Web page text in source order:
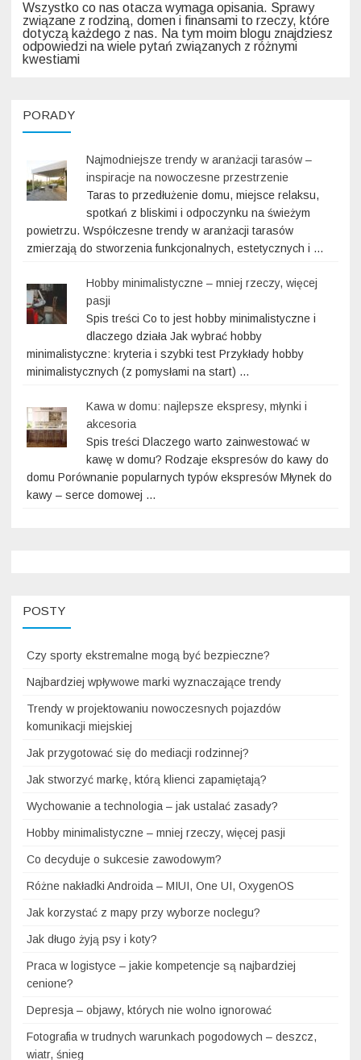
Wszystko co nas otacza wymaga opisania. Sprawy
związane z rodziną, domen i finansami to rzeczy, które
dotyczą każdego z nas. Na tym moim blogu znajdziesz
odpowiedzi na wiele pytań związanych z różnymi
kwestiami
PORADY
Najmodniejsze trendy w aranżacji tarasów –
inspiracje na nowoczesne przestrzenie
Taras to przedłużenie domu, miejsce relaksu,
spotkań z bliskimi i odpoczynku na świeżym
powietrzu. Współczesne trendy w aranżacji tarasów
zmierzają do stworzenia funkcjonalnych, estetycznych i …
Hobby minimalistyczne – mniej rzeczy, więcej
pasji
Spis treści Co to jest hobby minimalistyczne i
dlaczego działa Jak wybrać hobby
minimalistyczne: kryteria i szybki test Przykłady hobby
minimalistycznych (z pomysłami na start) …
Kawa w domu: najlepsze ekspresy, młynki i
akcesoria
Spis treści Dlaczego warto zainwestować w
kawę w domu? Rodzaje ekspresów do kawy do
domu Porównanie popularnych typów ekspresów Młynek do
kawy – serce domowej …
POSTY
Czy sporty ekstremalne mogą być bezpieczne?
Najbardziej wpływowe marki wyznaczające trendy
Trendy w projektowaniu nowoczesnych pojazdów
komunikacji miejskiej
Jak przygotować się do mediacji rodzinnej?
Jak stworzyć markę, którą klienci zapamiętają?
Wychowanie a technologia – jak ustalać zasady?
Hobby minimalistyczne – mniej rzeczy, więcej pasji
Co decyduje o sukcesie zawodowym?
Różne nakładki Androida – MIUI, One UI, OxygenOS
Jak korzystać z mapy przy wyborze noclegu?
Jak długo żyją psy i koty?
Praca w logistyce – jakie kompetencje są najbardziej
cenione?
Depresja – objawy, których nie wolno ignorować
Fotografia w trudnych warunkach pogodowych – deszcz,
wiatr, śnieg